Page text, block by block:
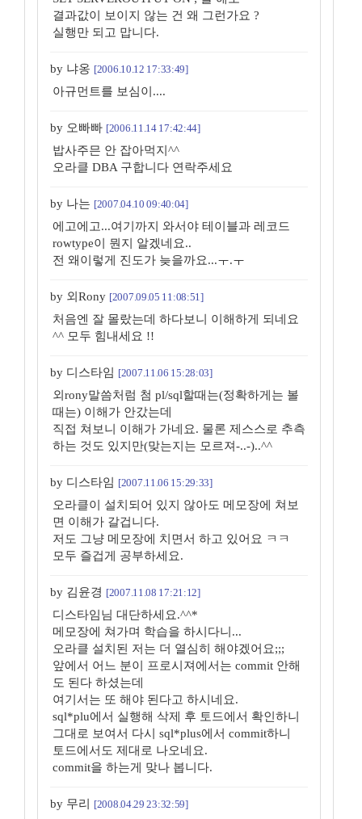
결과값이 보이지 않는 건 왜 그런가요 ?
실행만 되고 맙니다.
by 냐옹 [2006.10.12 17:33:49]
아규먼트를 보심이....
by 오빠빠 [2006.11.14 17:42:44]
밥사주믄 안 잡아먹지^^
오라클 DBA 구합니다 연락주세요
by 나는 [2007.04.10 09:40:04]
에고에고...여기까지 와서야 테이블과 레코드
rowtype이 뭔지 알겠네요..
전 왜이렇게 진도가 늦을까요...ㅜ.ㅜ
by 외Rony [2007.09.05 11:08:51]
처음엔 잘 몰랐는데 하다보니 이해하게 되네요
^^ 모두 힘내세요 !!
by 디스타임 [2007.11.06 15:28:03]
외rony말씀처럼 첨 pl/sql할때는(정확하게는 볼
때는) 이해가 안갔는데
직접 쳐보니 이해가 가네요. 물론 제스스로 추측
하는 것도 있지만(맞는지는 모르져-..-)..^^
by 디스타임 [2007.11.06 15:29:33]
오라클이 설치되어 있지 않아도 메모장에 쳐보
면 이해가 갈겁니다.
저도 그냥 메모장에 치면서 하고 있어요 ㅋㅋ
모두 즐겁게 공부하세요.
by 김윤경 [2007.11.08 17:21:12]
디스타임님 대단하세요.^^*
메모장에 쳐가며 학습을 하시다니...
오라클 설치된 저는 더 열심히 해야겠어요;;;
앞에서 어느 분이 프로시져에서는 commit 안해
도 된다 하셨는데
여기서는 또 해야 된다고 하시네요.
sql*plu에서 실행해 삭제 후 토드에서 확인하니
그대로 보여서 다시 sql*plus에서 commit하니
토드에서도 제대로 나오네요.
commit을 하는게 맞나 봅니다.
by 무리 [2008.04.29 23:32:59]